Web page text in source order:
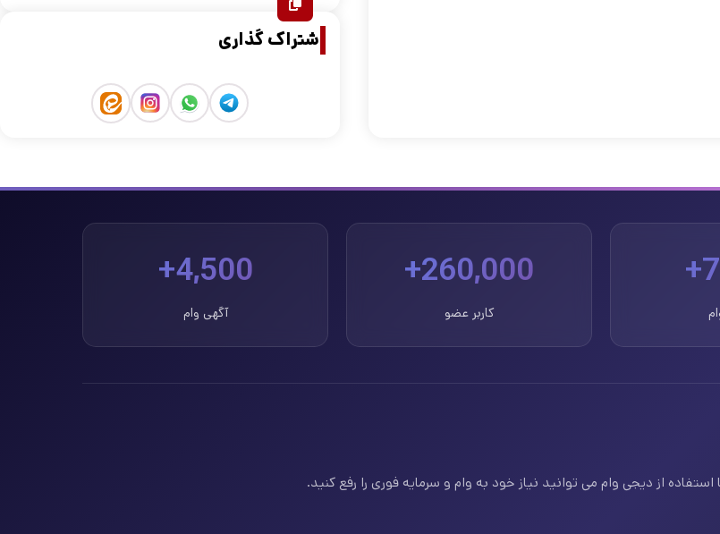
اشتراک گذاری
260,000+
کاربر عضو
4,500+
آگهی وام
از دیجی وام می توانید نیاز خود به وام و سرمایه فوری را رفع کنید.